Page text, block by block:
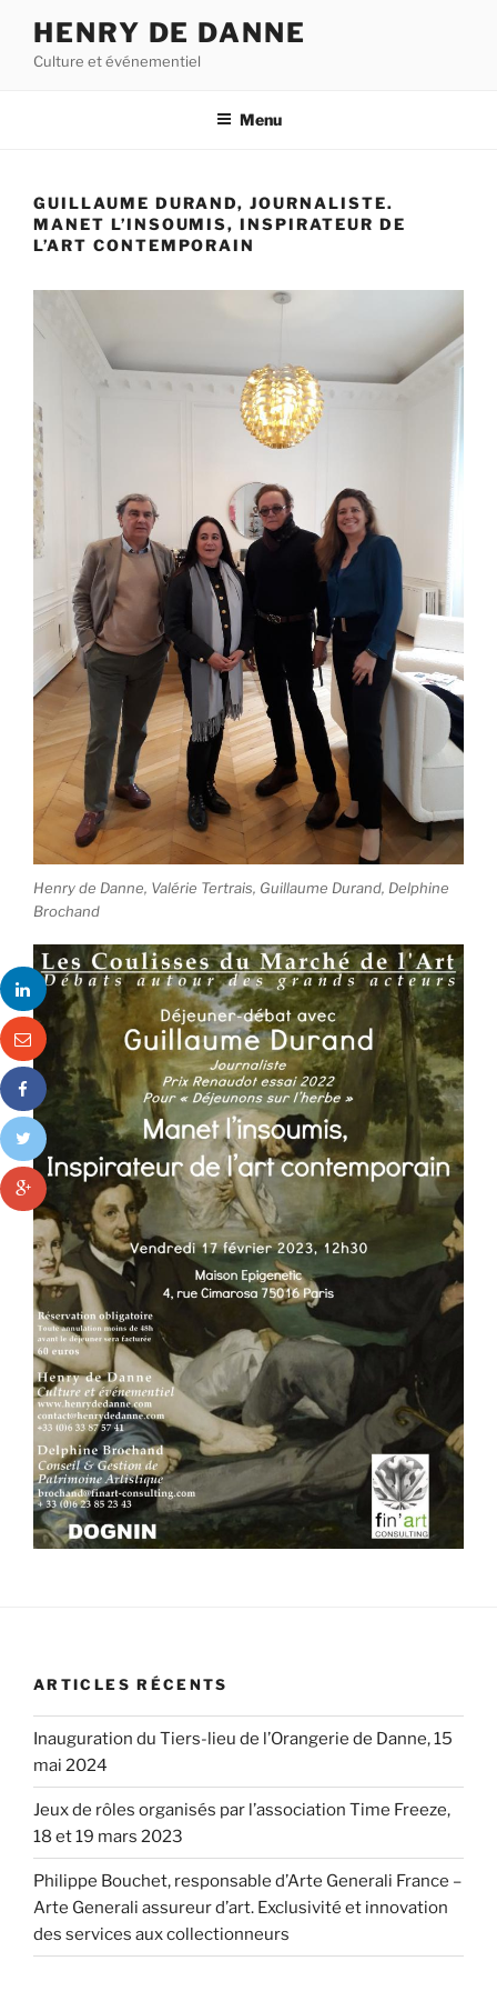
contenu
HENRY DE DANNE
Culture et événementiel
Menu
GUILLAUME DURAND, JOURNALISTE.
MANET L’INSOUMIS, INSPIRATEUR DE
L’ART CONTEMPORAIN
Henry de Danne, Valérie Tertrais, Guillaume Durand, Delphine
Brochand
ARTICLES RÉCENTS
Inauguration du Tiers-lieu de l’Orangerie de Danne, 15
mai 2024
Jeux de rôles organisés par l’association Time Freeze,
18 et 19 mars 2023
Philippe Bouchet, responsable d’Arte Generali France –
Arte Generali assureur d’art. Exclusivité et innovation
des services aux collectionneurs